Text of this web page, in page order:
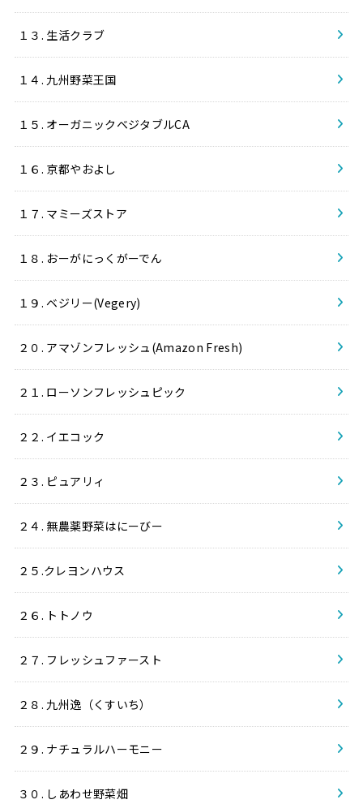
１３. 生活クラブ
１４. 九州野菜王国
１５. オーガニックベジタブルCA
１６. 京都やおよし
１７. マミーズストア
１８. おーがにっくがーでん
１９. ベジリー(Vegery)
２０. アマゾンフレッシュ(Amazon Fresh)
２１. ローソンフレッシュピック
２２. イエコック
２３. ピュアリィ
２４. 無農薬野菜はにーびー
２５.クレヨンハウス
２６. トトノウ
２７. フレッシュファースト
２８. 九州逸（くすいち）
２９. ナチュラルハーモニー
３０. しあわせ野菜畑